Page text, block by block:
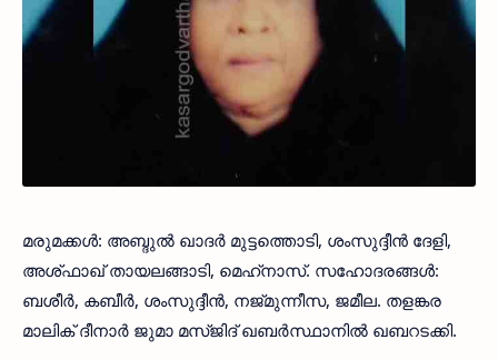
മരുമക്കൾ: അബ്ദുൽ ഖാദർ മുട്ടത്തൊടി, ശംസുദ്ദീൻ ദേളി,
അശ്ഫാഖ് തായലങ്ങാടി, മെഹ്‌നാസ്. സഹോദരങ്ങൾ:
ബശീർ, കബീർ, ശംസുദ്ദീൻ, നജ്മുന്നീസ, ജമീല. തളങ്കര
മാലിക് ദീനാർ ജുമാ മസ്‌ജിദ്‌ ഖബർസ്ഥാനിൽ ഖബറടക്കി.